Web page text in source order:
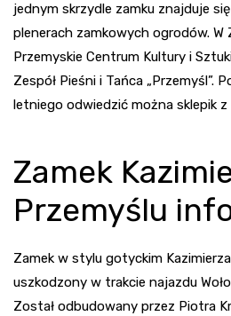
jednym skrzydle zamku znajduje
plenerach zamkowych ogrodów. W
Przemyskie Centrum Kultury i
Zespół Pieśni i Tańca „Przemyśl”.
letniego odwiedzić można sklepik z
Zamek
Przemyślu
Zamek w stylu gotyckim
uszkodzony w trakcie najazdu
Został odbudowany przez Piotra